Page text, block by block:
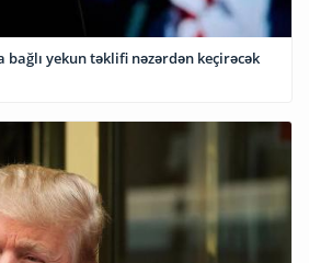
bağlı yekun təklifi nəzərdən keçirəcək